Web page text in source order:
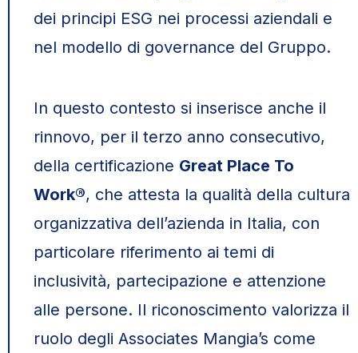
dei principi ESG nei processi aziendali e
nel modello di governance del Gruppo.
In questo contesto si inserisce anche il
rinnovo, per il terzo anno consecutivo,
della certificazione Great Place To
Work®, che attesta la qualità della cultura
organizzativa dell’azienda in Italia, con
particolare riferimento ai temi di
inclusività, partecipazione e attenzione
alle persone. Il riconoscimento valorizza il
ruolo degli Associates Mangia’s come